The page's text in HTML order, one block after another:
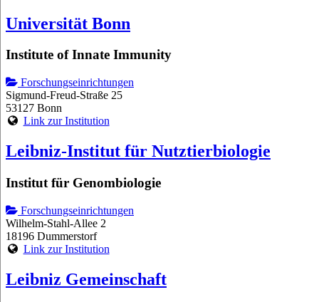
Universität Bonn
Institute of Innate Immunity
Forschungseinrichtungen
Sigmund-Freud-Straße 25
53127 Bonn
Link zur Institution
Leibniz-Institut für Nutztierbiologie
Institut für Genombiologie
Forschungseinrichtungen
Wilhelm-Stahl-Allee 2
18196 Dummerstorf
Link zur Institution
Leibniz Gemeinschaft